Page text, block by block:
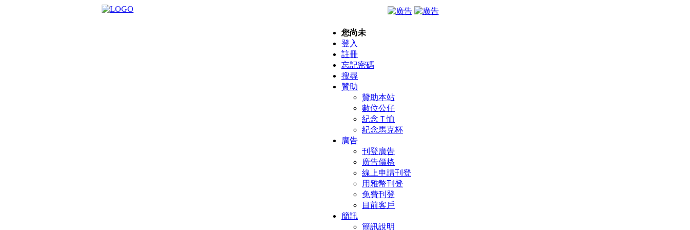
您尚未
登入
註冊
忘記密碼
搜尋
贊助
贊助本站
數位公仔
紀念Ｔ恤
紀念馬克杯
廣告
刊登廣告
廣告價格
線上申請刊登
用雅幣刊登
免費刊登
目前客戶
簡訊
簡訊說明